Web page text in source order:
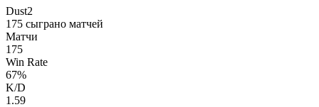
Dust2
175 сыграно матчей
Матчи
175
Win Rate
67%
K/D
1.59